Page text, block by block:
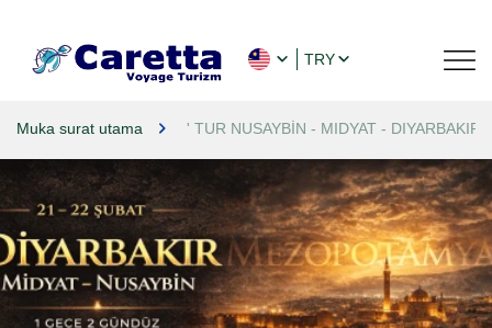
TRY
Muka surat utama ' TUR NUSAYBİN - MIDYAT - DIYARBAKIR'